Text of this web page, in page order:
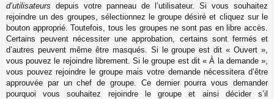
d’utilisateurs depuis votre panneau de l’utilisateur. Si vous souhaitez
rejoindre un des groupes, sélectionnez le groupe désiré et cliquez sur le
bouton approprié. Toutefois, tous les groupes ne sont pas en libre accès.
Certains peuvent nécessiter une approbation, certains sont fermés et
d’autres peuvent même être masqués. Si le groupe est dit « Ouvert »,
vous pouvez le rejoindre librement. Si le groupe est dit « À la demande »,
vous pouvez rejoindre le groupe mais votre demande nécessitera d’être
approuvée par un chef de groupe. Ce dernier pourra vous demander
pourquoi vous souhaitez rejoindre le groupe et ainsi décider s’il